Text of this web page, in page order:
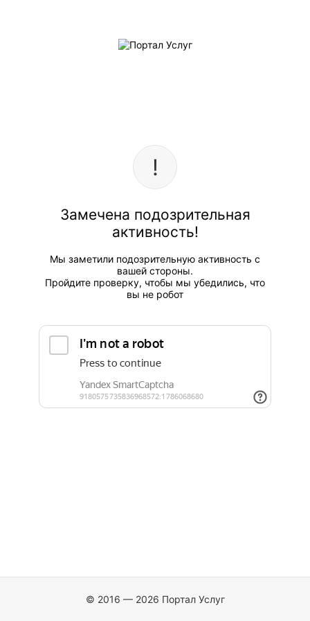
Замечена подозрительная
активность!
Мы заметили подозрительную активность с
вашей стороны.
Пройдите проверку, чтобы мы убедились, что
вы не робот
© 2016 — 2026 Портал Услуг